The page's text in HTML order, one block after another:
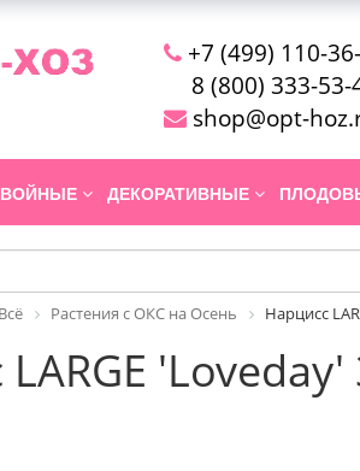
+7 (499) 110-
8 (800) 333-53-
shop@opt-
ДЕКОРАТИВНЫЕ
Всё Растения с ОКС на Осень Нарцисс